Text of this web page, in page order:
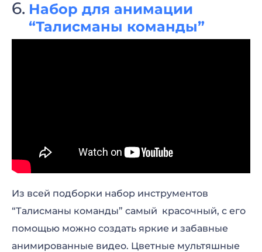
Набор для анимации
“Талисманы команды”
Из всей подборки набор инструментов
“Талисманы команды” самый красочный, с его
помощью можно создать яркие и забавные
анимированные видео. Цветные мультяшные